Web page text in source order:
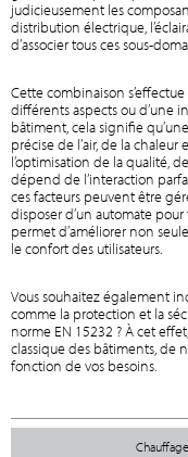
judicieusement les
distribution électrique,
d’associer tous ces sous-
Cette combinaison
différents aspects ou d’une
bâtiment, cela signifie
précise de l’air, de la
l’optimisation de la qualité,
dépend de l’interaction
ces facteurs peuvent être
disposer d’un automate
permet d’améliorer non
le confort des utilisateurs.
Vous souhaitez également
comme la protection et la
norme EN 15232 ? À cet
classique des bâtiments, de
fonction de vos besoins.